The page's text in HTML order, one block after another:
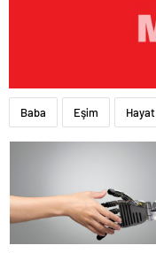
Baba Eşim Hayat